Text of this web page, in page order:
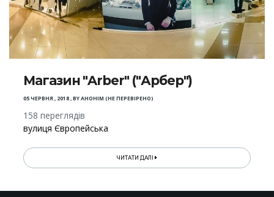
Магазин "Arber" ("Арбер")
05 ЧЕРВНЯ , 2018,BYАНОНІМ (НЕ ПЕРЕВІРЕНО)
158 переглядів
вулиця Європейська
ЧИТАТИ ДАЛІ